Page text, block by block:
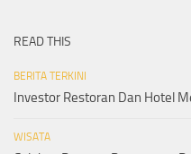
READ THIS
BERITA TERKINI
Investor Restoran Dan Hotel
WISATA